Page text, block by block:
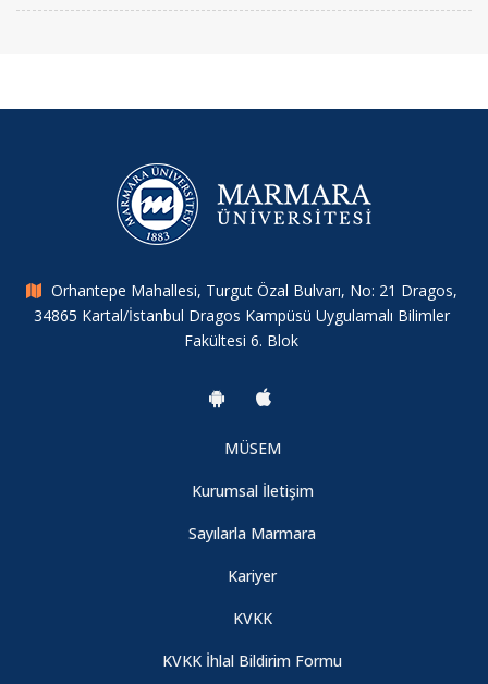
Orhantepe Mahallesi, Turgut Özal Bulvarı, No: 21 Dragos,
34865 Kartal/İstanbul Dragos Kampüsü Uygulamalı Bilimler
Fakültesi 6. Blok
MÜSEM
Kurumsal İletişim
Sayılarla Marmara
Kariyer
KVKK
KVKK İhlal Bildirim Formu